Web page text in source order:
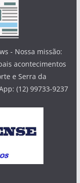
- Nossa missão:
acontecimentos
e Serra da
(12) 99733-9237